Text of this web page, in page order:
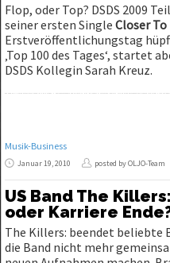
Flop, oder Top? DSDS 2009
seiner ersten SingleCloser To
Erstveröffentlichungstag
‚Top 100 des Tages‘, startet
DSDS Kollegin Sarah Kreuz.
Musik-Business
Januar 19, 2010 posted by OLJO-Team
US Band The
oder Karriere
The Killers: beendet beliebte
die Band nicht mehr